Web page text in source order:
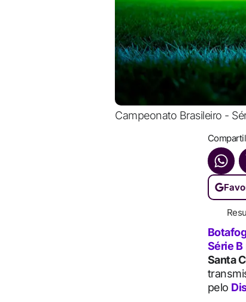
Campeonato Brasileiro -
Série B
Santa
pelo